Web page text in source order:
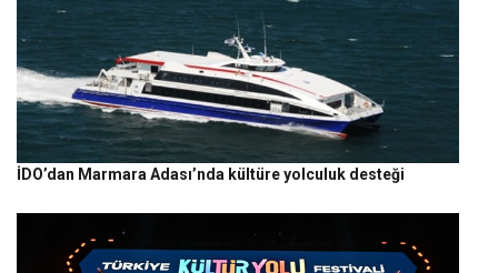
İDO’dan Marmara Adası’nda kültüre yolculuk desteği